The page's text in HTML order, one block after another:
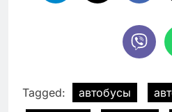
Tagged: автобусы